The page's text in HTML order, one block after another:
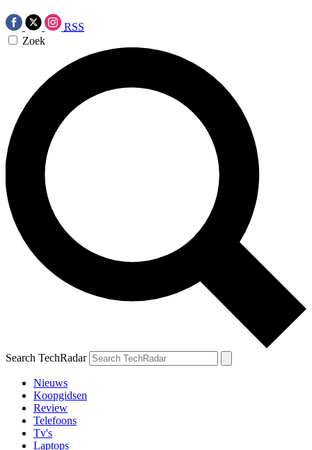
RSS
Zoek
Search TechRadar
Nieuws
Koopgidsen
Review
Telefoons
Tv's
Laptops